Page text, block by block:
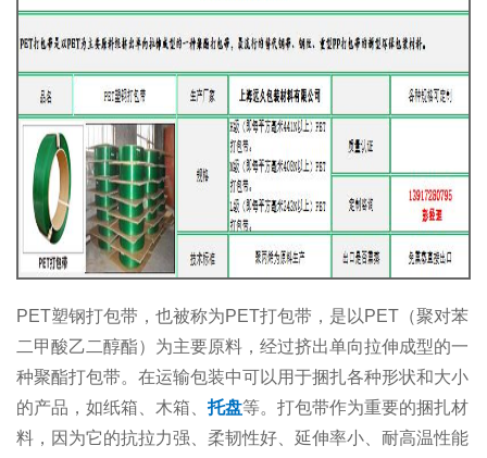
PET塑钢打包带，也被称为PET打包带，是以PET（聚对苯
二甲酸乙二醇酯）为主要原料，经过挤出单向拉伸成型的一
种聚酯打包带。在运输包装中可以用于捆扎各种形状和大小
的产品，如纸箱、木箱、托盘等。打包带作为重要的捆扎材
料，因为它的抗拉力强、柔韧性好、延伸率小、耐高温性能